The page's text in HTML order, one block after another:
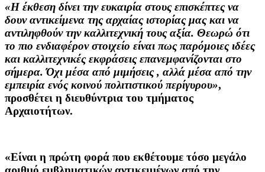
«Η έκθεση δίνει την ευκαιρία στους επισκέπτες να
δουν αντικείμενα της αρχαίας ιστορίας μας και να
αντιληφθούν την καλλιτεχνική τους αξία. Θεωρώ ότι
το πιο ενδιαφέρον στοιχείο είναι πως παρόμοιες ιδέες
και καλλιτεχνικές εκφράσεις επανεμφανίζονται στο
σήμερα. Όχι μέσα από μιμήσεις , αλλά μέσα από την
εμπειρία ενός κοινού πολιτιστικού περίγυρου»,
προσθέτει η διευθύντρια του τμήματος
Αρχαιοτήτων.
«Είναι η πρώτη φορά που εκθέτουμε τόσο μεγάλο